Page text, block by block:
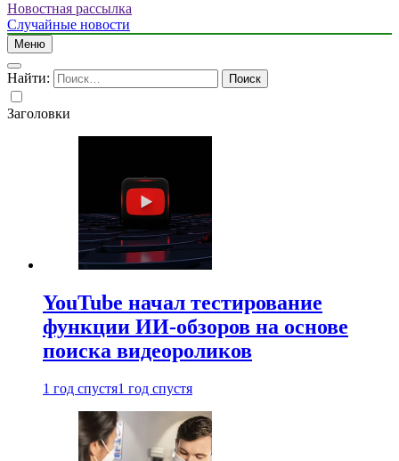
Новостная рассылка
Случайные новости
Меню
Найти:
Заголовки
YouTube начал тестирование
функции ИИ-обзоров на основе
поиска видеороликов
1 год спустя1 год спустя